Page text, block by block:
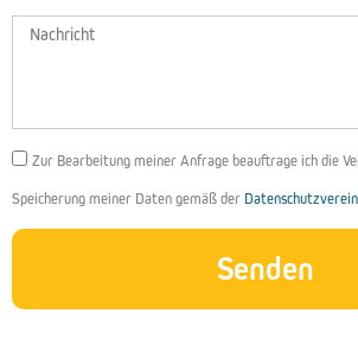
Nachricht
DSGVOZur Bearbeitung meiner Anfrage beauftrage ich die
Speicherung meiner Daten gemäß der
Senden